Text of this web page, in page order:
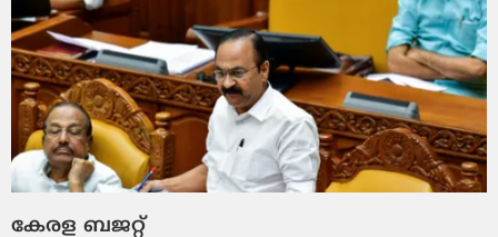
കേരള ബജറ്റ്